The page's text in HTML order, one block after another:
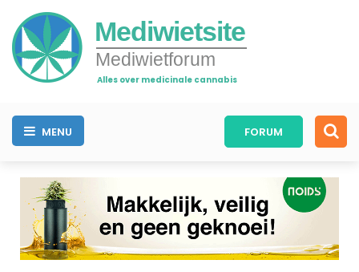
Mediwietsite
Mediwietforum
Alles over medicinale cannabis
MENU FORUM